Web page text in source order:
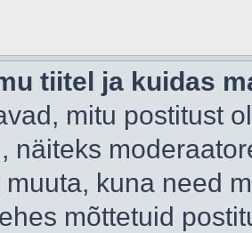
tiitel ja kuidas
mitu postitust
näiteks
kuna need
mõttetuid